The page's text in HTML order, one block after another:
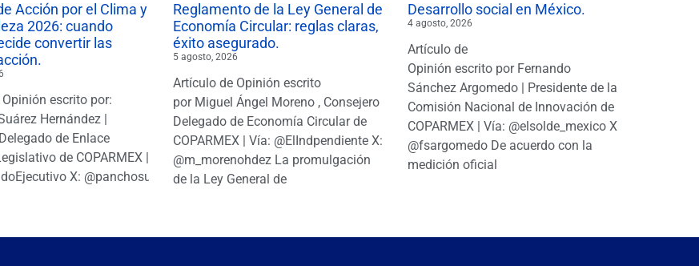
Acción por el Clima y
2026: cuando
convertir las
escrito por:
Hernández |
de Enlace
de COPARMEX |
X: @panchosuarezh
Reglamento de la Ley General de
Economía Circular: reglas claras,
éxito asegurado.
5 agosto, 2026
Artículo de Opinión escrito
por Miguel Ángel Moreno , Consejero
Delegado de Economía Circular de
COPARMEX | Vía: @ElIndpendiente X:
@m_morenohdez La promulgación
de la Ley General de
Desarrollo social en México.
4 agosto, 2026
Artículo de
Opinión escrito por Fernando
Sánchez Argomedo | Presidente de la
Comisión Nacional de Innovación de
COPARMEX | Vía: @elsolde_mexico X:
@fsargomedo De acuerdo con la
medición oficial